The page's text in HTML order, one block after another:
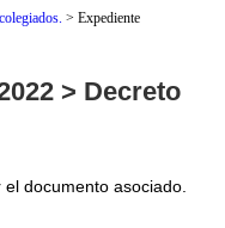
>Expediente
> Decreto
documento asociado.